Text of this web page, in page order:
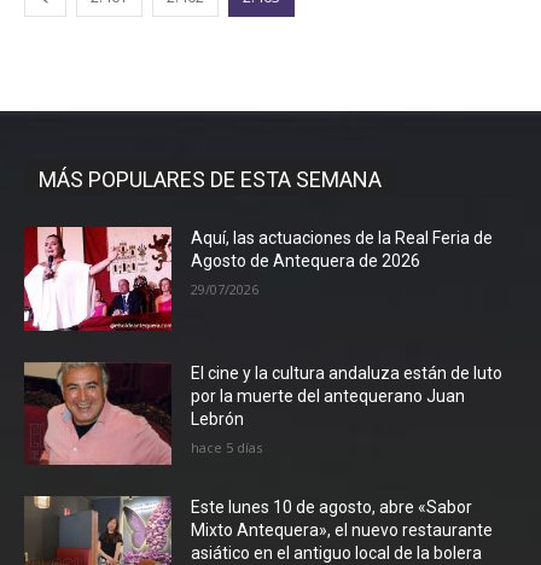
MÁS POPULARES DE ESTA SEMANA
Aquí, las actuaciones de la Real Feria de
Agosto de Antequera de 2026
29/07/2026
El cine y la cultura andaluza están de luto
por la muerte del antequerano Juan
Lebrón
hace 5 días
Este lunes 10 de agosto, abre «Sabor
Mixto Antequera», el nuevo restaurante
asiático en el antiguo local de la bolera